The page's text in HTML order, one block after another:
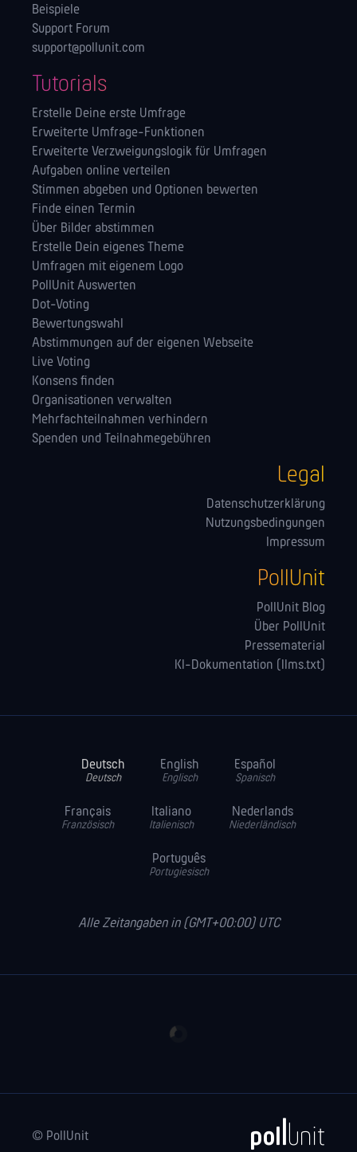
Beispiele
Support Forum
support@pollunit.com
Tutorials
Erstelle Deine erste Umfrage
Erweiterte Umfrage-Funktionen
Erweiterte Verzweigungslogik für Umfragen
Aufgaben online verteilen
Stimmen abgeben und Optionen bewerten
Finde einen Termin
Über Bilder abstimmen
Erstelle Dein eigenes Theme
Umfragen mit eigenem Logo
PollUnit Auswerten
Dot-Voting
Bewertungswahl
Abstimmungen auf der eigenen Webseite
Live Voting
Konsens finden
Orga­nisationen verwalten
Mehrfachteilnahmen verhindern
Spenden und Teilnahmegebühren
Legal
Datenschutzerklärung
Nutzungsbedingungen
Impressum
PollUnit
PollUnit Blog
Über PollUnit
Pressematerial
KI-Dokumentation (llms.txt)
Deutsch
Deutsch
English
Englisch
Español
Spanisch
Français
Französisch
Italiano
Italienisch
Nederlands
Niederländisch
Português
Portugiesisch
Alle Zeitangaben in (GMT+00:00) UTC
© PollUnit